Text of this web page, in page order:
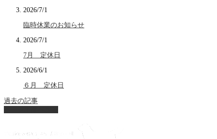
2026/7/1
臨時休業のお知らせ
2026/7/1
7月 定休日
2026/6/1
６月 定休日
過去の記事